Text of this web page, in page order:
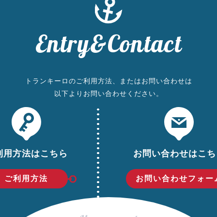
Entry&Contact
トランキーロのご利用方法、
またはお問い合わせは
以下よりお問い合わせください。
用方法はこちら
ご利用方法
お問い合わせはこ
お問い合わせフォー